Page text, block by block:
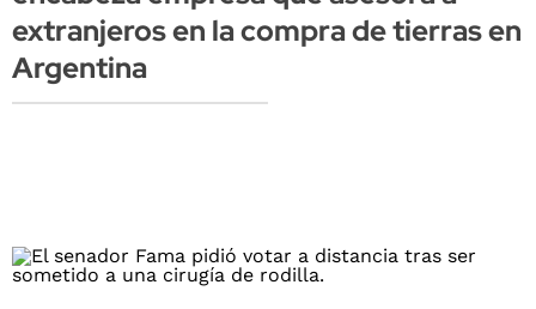
extranjeros en la compra de tierras en
Argentina